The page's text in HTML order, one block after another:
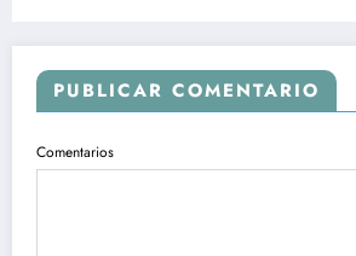
PUBLICAR COMENTARIO
Comentarios